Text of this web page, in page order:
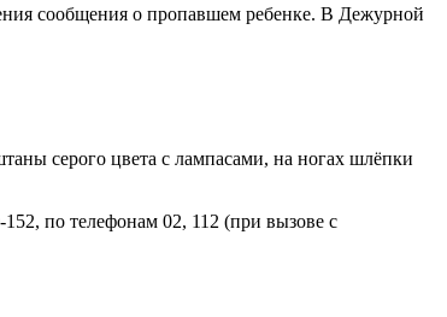
сообщения о пропавшем ребенке. В Дежурной
серого цвета с лампасами, на ногах шлёпки
по телефонам 02, 112 (при вызове с